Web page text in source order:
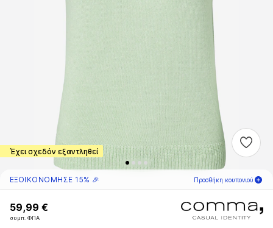
Έχει σχεδόν εξαντληθεί
ΕΞΟΙΚΟΝOΜΗΣΕ 15% 🎉 Προσθήκη κουπονιού
59,99 €
συμπ. ΦΠΑ
59,99 €
συμπ. ΦΠΑ